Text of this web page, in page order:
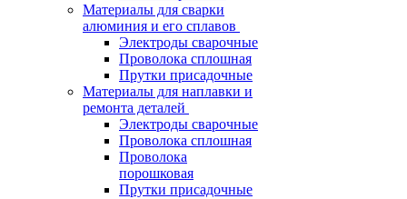
Материалы для сварки
алюминия и его сплавов
Электроды сварочные
Проволока сплошная
Прутки присадочные
Материалы для наплавки и
ремонта деталей
Электроды сварочные
Проволока сплошная
Проволока
порошковая
Прутки присадочные